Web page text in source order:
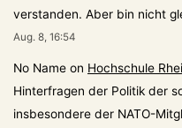
verstanden. Aber bin nicht
Aug. 8, 16:54
No Name on Hochschule
Hinterfragen der Politik der
insbesondere der NATO-